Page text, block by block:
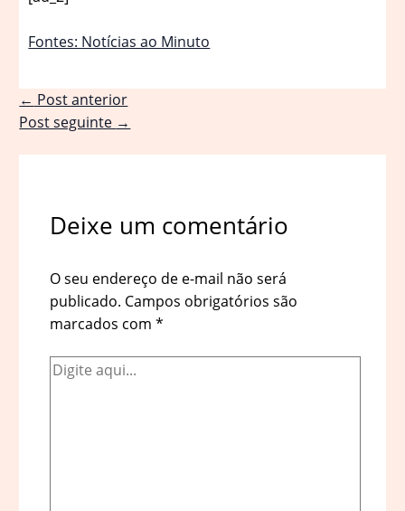
Fontes: Notícias ao Minuto
← Post anterior
Post seguinte →
Deixe um comentário
O seu endereço de e-mail não será
publicado. Campos obrigatórios são
marcados com *
Digite